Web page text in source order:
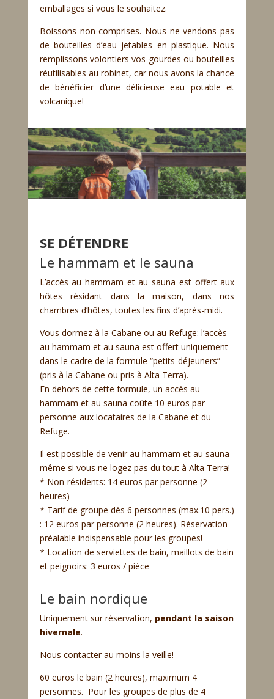
emballages si vous le souhaitez.
Boissons non comprises. Nous ne vendons pas
de bouteilles d’eau jetables en plastique. Nous
remplissons volontiers vos gourdes ou bouteilles
réutilisables au robinet, car nous avons la chance
de bénéficier d’une délicieuse eau potable et
volcanique!
SE DÉTENDRE
Le hammam et le sauna
L’accès au hammam et au sauna est offert aux
hôtes résidant dans la maison, dans nos
chambres d’hôtes, toutes les fins d’après-midi.
Vous dormez à la Cabane ou au Refuge: l’accès
au hammam et au sauna est offert uniquement
dans le cadre de la formule “petits-déjeuners”
(pris à la Cabane ou pris à Alta Terra).
En dehors de cette formule, un accès au
hammam et au sauna coûte 10 euros par
personne aux locataires de la Cabane et du
Refuge.
Il est possible de venir au hammam et au sauna
même si vous ne logez pas du tout à Alta Terra!
* Non-résidents: 14 euros par personne (2
heures)
* Tarif de groupe dès 6 personnes (max.10 pers.)
: 12 euros par personne (2 heures). Réservation
préalable indispensable pour les groupes!
* Location de serviettes de bain, maillots de bain
et peignoirs: 3 euros / pièce
Le bain nordique
Uniquement sur réservation, pendant la saison
hivernale.
Nous contacter au moins la veille!
60 euros le bain (2 heures), maximum 4
personnes. Pour les groupes de plus de 4